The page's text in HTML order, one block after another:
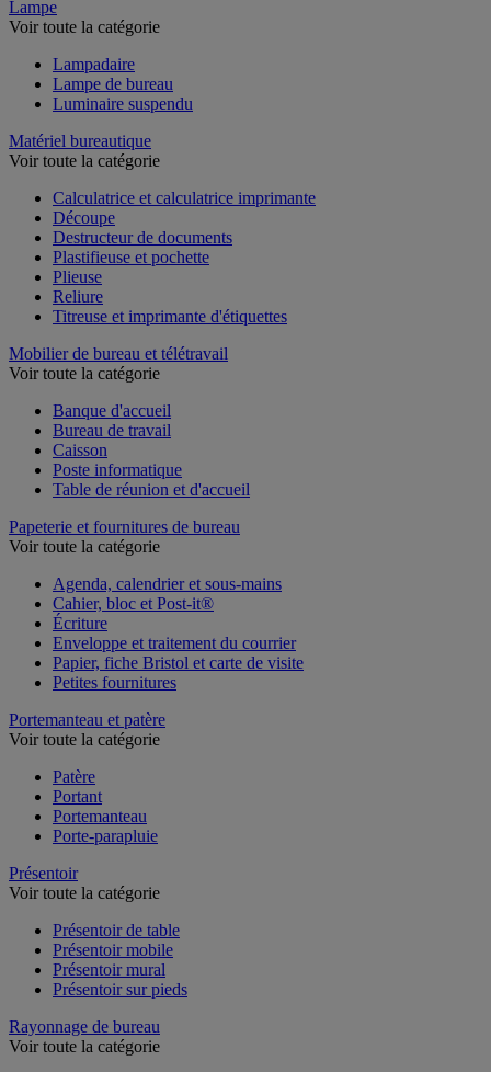
Lampe
Voir toute la catégorie
Lampadaire
Lampe de bureau
Luminaire suspendu
Matériel bureautique
Voir toute la catégorie
Calculatrice et calculatrice imprimante
Découpe
Destructeur de documents
Plastifieuse et pochette
Plieuse
Reliure
Titreuse et imprimante d'étiquettes
Mobilier de bureau et télétravail
Voir toute la catégorie
Banque d'accueil
Bureau de travail
Caisson
Poste informatique
Table de réunion et d'accueil
Papeterie et fournitures de bureau
Voir toute la catégorie
Agenda, calendrier et sous-mains
Cahier, bloc et Post-it®
Écriture
Enveloppe et traitement du courrier
Papier, fiche Bristol et carte de visite
Petites fournitures
Portemanteau et patère
Voir toute la catégorie
Patère
Portant
Portemanteau
Porte-parapluie
Présentoir
Voir toute la catégorie
Présentoir de table
Présentoir mobile
Présentoir mural
Présentoir sur pieds
Rayonnage de bureau
Voir toute la catégorie